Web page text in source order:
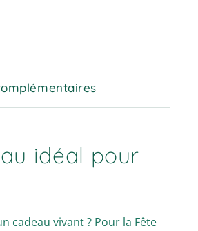
idéal pour
cadeau vivant ? Pour la Fête